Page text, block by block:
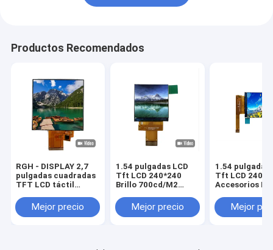
Productos Recomendados
RGH - DISPLAY 2,7
pulgadas cuadradas
TFT LCD táctil
personalizada con
ST7365P3-G5 IC de
Mejor precio
1.54 pulgadas LCD
Tft LCD 240*240
Brillo 700cd/M2
Display de uso
Mejor precio
1.54 pulgadas
Tft LCD
Accesorios
Mejor